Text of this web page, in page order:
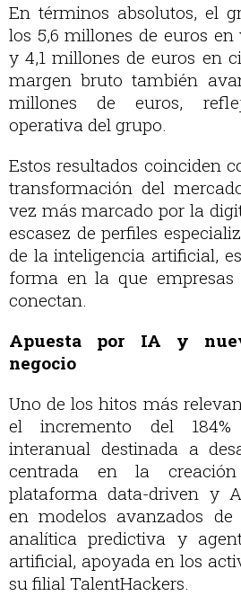
En términos absolutos, el
los 5,6 millones de euros
y 4,1 millones de euros en
margen bruto también
millones de euros,
operativa del grupo.
Estos resultados coinciden
transformación del
vez más marcado por la
escasez de perfiles
de la inteligencia artificial,
forma en la que empresas
conectan.
Apuesta por IA y
negocio
Uno de los hitos más
el incremento del
interanual destinada a
centrada en la
plataforma data-driven y
en modelos avanzados
analítica predictiva y
artificial, apoyada en los
su filial TalentHackers.